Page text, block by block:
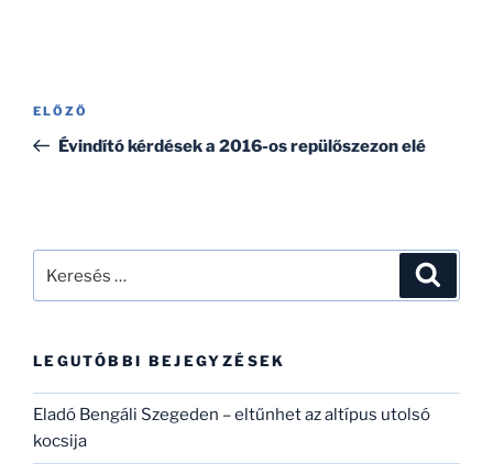
Bejegyzés
navigáció
Korábbi
bejegyzés
ELŐZŐ
Évindító kérdések a 2016-os repülőszezon elé
LEGUTÓBBI BEJEGYZÉSEK
Eladó Bengáli Szegeden – eltűnhet az altípus utolsó
kocsija